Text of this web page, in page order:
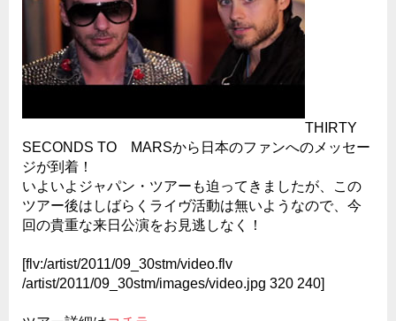
THIRTY
SECONDS TO MARSから日本のファンへのメッセー
ジが到着！
いよいよジャパン・ツアーも迫ってきましたが、この
ツアー後はしばらくライヴ活動は無いようなので、今
回の貴重な来日公演をお見逃しなく！
[flv:/artist/2011/09_30stm/video.flv
/artist/2011/09_30stm/images/video.jpg 320 240]